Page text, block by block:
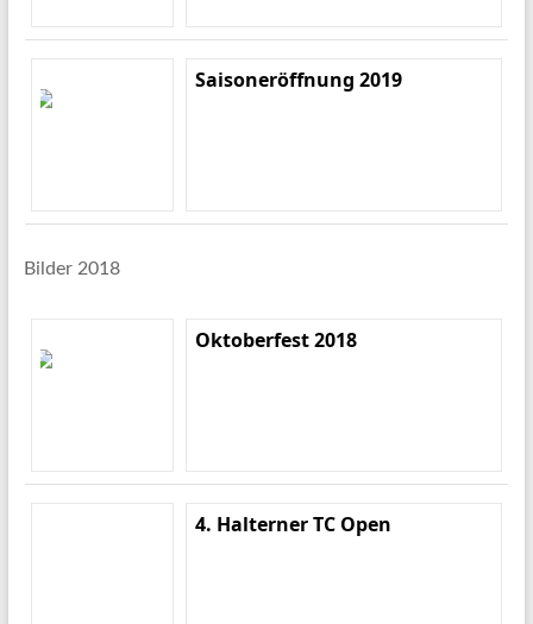
Saisoneröffnung 2019
Bilder 2018
Oktoberfest 2018
4. Halterner TC Open